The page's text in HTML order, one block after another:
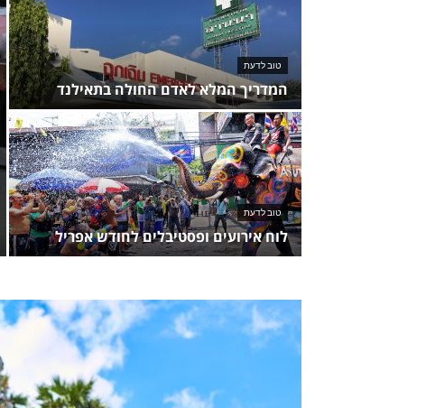
טוב לדעת
המדריך המלא לאדם החולה בתאילנד
טוב לדעת
לוח אירועים ופסטיבלים לחודש אפריל